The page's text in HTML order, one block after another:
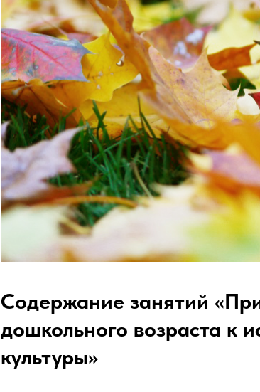
Содержание занятий
дошкольного возраста к
культуры»